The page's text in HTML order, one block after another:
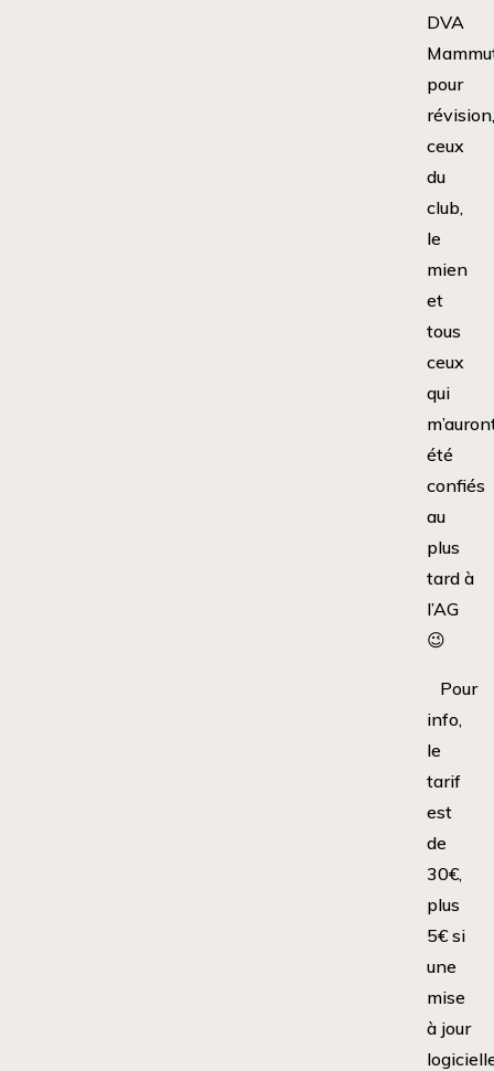
DVA
pour
révision,
ceux
du
club,
le
mien
et
tous
ceux
qui
été
confiés
au
plus
tard à
l’AG
😉
Pour
info,
le
tarif
est
de
30€,
plus
5€ si
une
mise
à jour